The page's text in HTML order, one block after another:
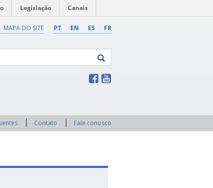
Legislação Canais
PT EN ES FR
MAPA DO SITE
Contato Fale conosco